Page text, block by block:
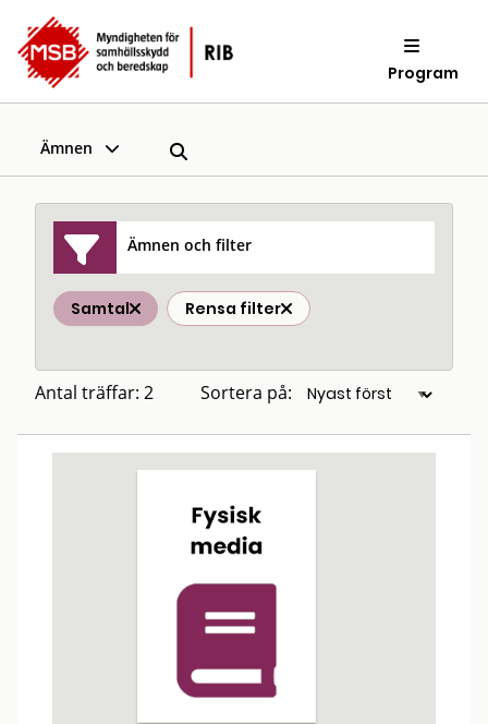
Program
Ämnen
Ämnen och filter
Samtal Rensa filter
Antal träffar: 2 Sortera på: